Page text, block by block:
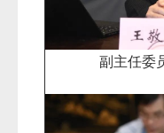
副主任委